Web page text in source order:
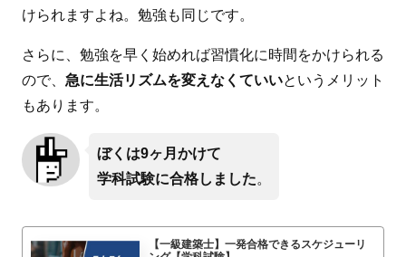
けられますよね。勉強も同じです。
さらに、勉強を早く始めれば習慣化に時間をかけられる
ので、 急に生活リズムを変えなくていいというメリット
もあります。
ぼくは9ヶ月かけて
学科試験に合格しました。
【一級建築士】一発合格できるスケジューリ